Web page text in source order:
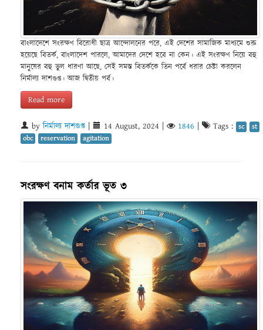
বাংলাদেশে সংরক্ষণ বিরোধী ছাত্র আন্দোলনের পরে, এই দেশের সামাজিক মাধ্যমে শুরু
হয়েছে বিতর্ক, বাংলাদেশ পারলে, আমাদের দেশে হবে না কেন। এই সংরক্ষণ নিয়ে বহু
মানুষের বহু ভুল ধারণা আছে, সেই সমস্ত বিতর্ককে তিন পর্বে ধরার চেষ্টা করলেন
নির্মাল্য দাশগুপ্ত। আজ দ্বিতীয় পর্ব।
Read more
byনির্মাল্য দাশগুপ্ত 14 August, 2024 1846 Tags : sc
st
obc
reservation agitation
সংরক্ষণ বনাম কর্তার ভূত ৩